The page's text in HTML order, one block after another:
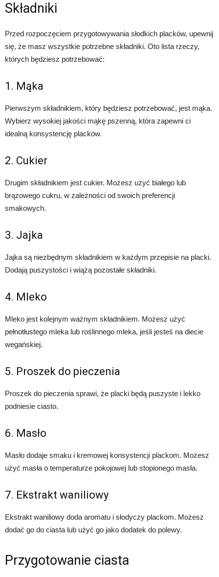
Składniki
Przed rozpoczęciem przygotowywania słodkich placków, upewnij
się, że masz wszystkie potrzebne składniki. Oto lista rzeczy,
których będziesz potrzebować:
1. Mąka
Pierwszym składnikiem, który będziesz potrzebować, jest mąka.
Wybierz wysokiej jakości mąkę pszenną, która zapewni ci
idealną konsystencję placków.
2. Cukier
Drugim składnikiem jest cukier. Możesz użyć białego lub
brązowego cukru, w zależności od swoich preferencji
smakowych.
3. Jajka
Jajka są niezbędnym składnikiem w każdym przepisie na placki.
Dodają puszystości i wiążą pozostałe składniki.
4. Mleko
Mleko jest kolejnym ważnym składnikiem. Możesz użyć
pełnotłustego mleka lub roślinnego mleka, jeśli jesteś na diecie
wegańskiej.
5. Proszek do pieczenia
Proszek do pieczenia sprawi, że placki będą puszyste i lekko
podniesie ciasto.
6. Masło
Masło dodaje smaku i kremowej konsystencji plackom. Możesz
użyć masła o temperaturze pokojowej lub stopionego masła.
7. Ekstrakt waniliowy
Ekstrakt waniliowy doda aromatu i słodyczy plackom. Możesz
dodać go do ciasta lub użyć go jako dodatek do polewy.
Przygotowanie ciasta